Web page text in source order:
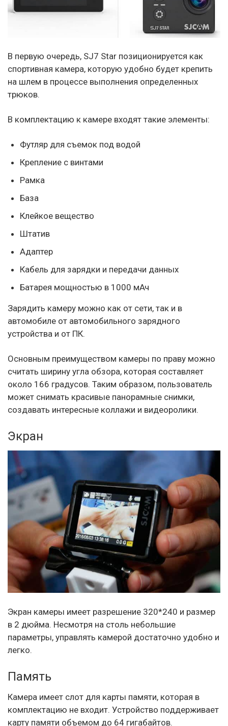
В первую очередь, SJ7 Star позиционируется как
спортивная камера, которую удобно будет крепить
на шлем в процессе выполнения определенных
трюков.
В комплектацию к камере входят такие элементы:
Футляр для съемок под водой
Крепление с винтами
Рамка
База
Клейкое вещество
Штатив
Адаптер
Кабель для зарядки и передачи данных
Батарея мощностью в 1000 мАч
Зарядить камеру можно как от сети, так и в
автомобиле от автомобильного зарядного
устройства и от ПК.
Основным преимуществом камеры по праву можно
считать ширину угла обзора, которая составляет
около 166 градусов. Таким образом, пользователь
может снимать красивые панорамные снимки,
создавать интересные коллажи и видеоролики.
Экран
Экран камеры имеет разрешение 320*240 и размер
в 2 дюйма. Несмотря на столь небольшие
параметры, управлять камерой достаточно удобно и
легко.
Память
Камера имеет слот для карты памяти, которая в
комплектацию не входит. Устройство поддерживает
карту памяти объемом до 64 гигабайтов.